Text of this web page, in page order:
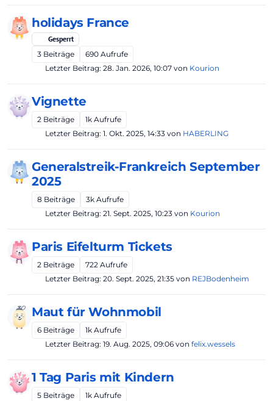
holidays France
Gesperrt
3 Beiträge 690 Aufrufe
Letzter Beitrag: 28. Jan. 2026, 10:07 von Kourion
Vignette
2 Beiträge 1k Aufrufe
Letzter Beitrag: 1. Okt. 2025, 14:33 von HABERLING
Generalstreik-Frankreich September
2025
8 Beiträge 3k Aufrufe
Letzter Beitrag: 21. Sept. 2025, 10:23 von Kourion
Paris Eifelturm Tickets
2 Beiträge 722 Aufrufe
Letzter Beitrag: 20. Sept. 2025, 21:35 von REJBodenheim
Maut für Wohnmobil
6 Beiträge 1k Aufrufe
Letzter Beitrag: 19. Aug. 2025, 09:06 von felix.wessels
1 Tag Paris mit Kindern
5 Beiträge 1k Aufrufe